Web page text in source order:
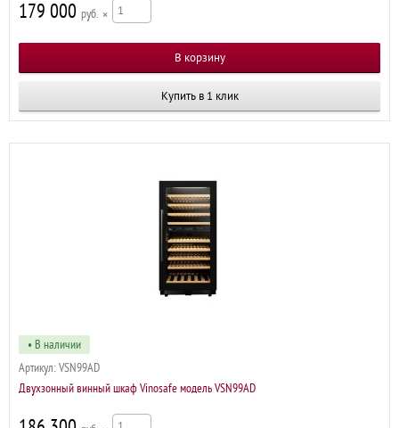
179 000 р ×
Купить в 1 клик
• В наличии
Артикул: VSN99AD
Двухзонный винный шкаф Vinosafe модель VSN99AD